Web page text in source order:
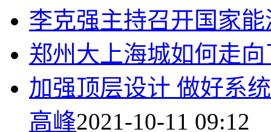
李克强主持召开国家
郑州大上海城如何走
加强顶层设计 做好系
高峰2021-10-11 09:12